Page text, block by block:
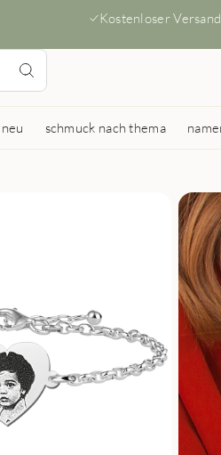
Kostenloser Versand
neu schmuck nach thema